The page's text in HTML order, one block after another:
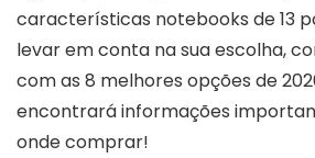
características notebooks de 13
levar em conta na sua escolha,
com as 8 melhores opções de
encontrará informações
onde comprar!